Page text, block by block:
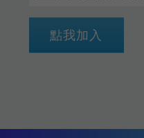
點我加入